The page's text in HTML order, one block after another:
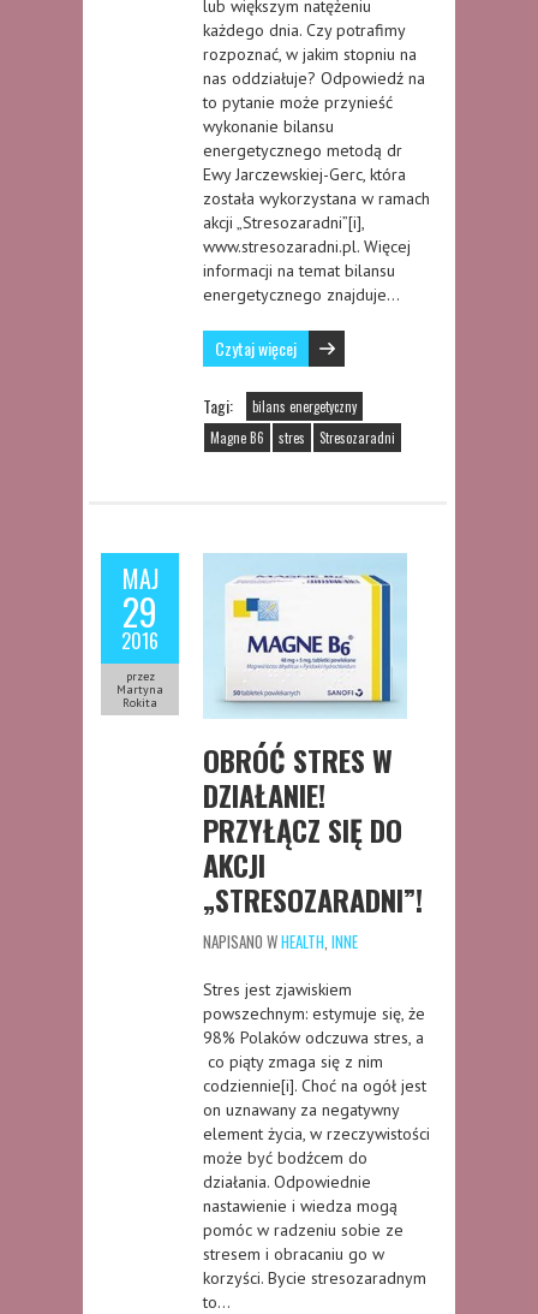
lub większym natężeniu
każdego dnia. Czy potrafimy
rozpoznać, w jakim stopniu na
nas oddziałuje? Odpowiedź na
to pytanie może przynieść
wykonanie bilansu
energetycznego metodą dr
Ewy Jarczewskiej-Gerc, która
została wykorzystana w ramach
akcji „Stresozaradni”[i],
www.stresozaradni.pl. Więcej
informacji na temat bilansu
energetycznego znajduje…
Czytaj więcej
Tagi:
bilans energetyczny
Magne B6
stres Stresozaradni
MAJ
29
2016
przez
Martyna
Rokita
OBRÓĆ STRES W
DZIAŁANIE!
PRZYŁĄCZ SIĘ DO
AKCJI
„STRESOZARADNI”!
NAPISANO WHEALTH INNE
Stres jest zjawiskiem
powszechnym: estymuje się, że
98% Polaków odczuwa stres, a
co piąty zmaga się z nim
codziennie[i]. Choć na ogół jest
on uznawany za negatywny
element życia, w rzeczywistości
może być bodźcem do
działania. Odpowiednie
nastawienie i wiedza mogą
pomóc w radzeniu sobie ze
stresem i obracaniu go w
korzyści. Bycie stresozaradnym
to…